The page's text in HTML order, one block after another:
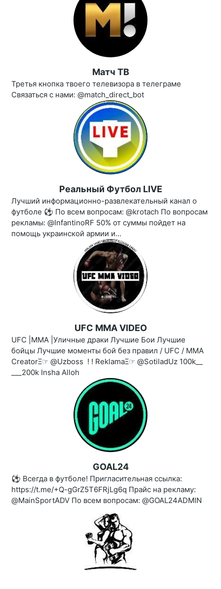
Матч ТВ
Третья кнопка твоего телевизора в телеграме
Связаться с нами: @match_direct_bot
Реальный Футбол LIVE
Лучший информационно-развлекательный канал о
футболе ⚽ По всем вопросам: @krotach По вопросам
рекламы: @InfantinoRF 50% от суммы пойдет на
помощь украинской армии и...
UFC MMA VIDEO
UFC |MMA |Уличные драки Лучшие Бои Лучшие
бойцы Лучшие моменты бой без правил / UFC / MMA
CreatorΞ☞ @Uzboss ‍ ! ! ReklamaΞ☞ @SotiladUz 100k__
___200k Insha Alloh
GOAL24
⚽️ Всегда в футболе! Пригласительная ссылка:
https://t.me/+Q-gGrZ5T6FRjLg6q Прайс на рекламу:
@MainSportADV По всем вопросам: @GOAL24ADMIN